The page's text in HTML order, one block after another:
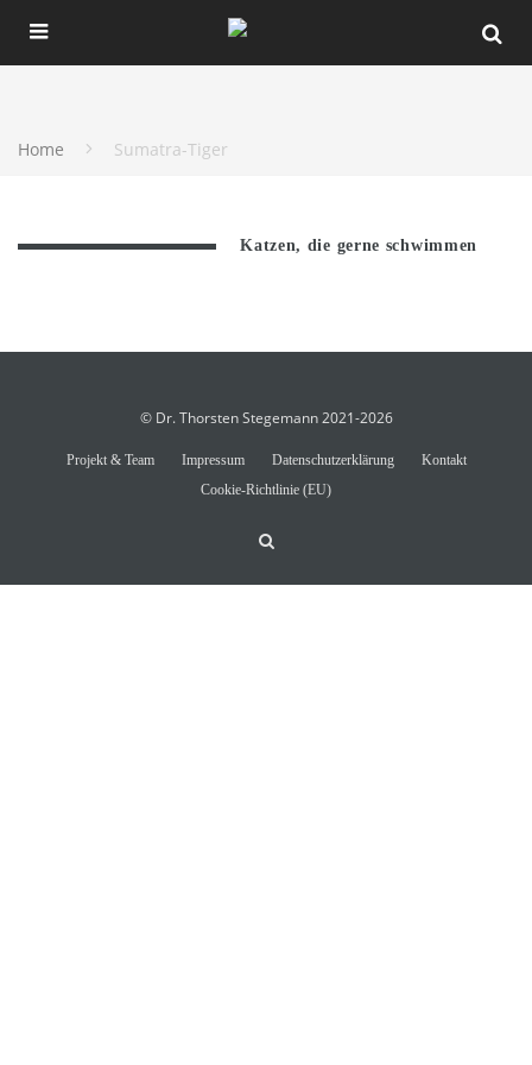
Home Sumatra-Tiger
Katzen, die gerne schwimmen
© Dr. Thorsten Stegemann 2021-2026
Projekt & Team Impressum Datenschutzerklärung
Kontakt
Cookie-Richtlinie (EU)